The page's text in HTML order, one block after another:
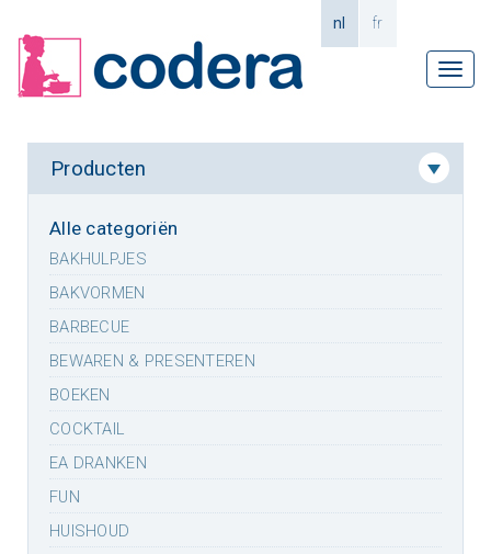
nl fr
Producten
Alle categoriën
BAKHULPJES
BAKVORMEN
BARBECUE
BEWAREN & PRESENTEREN
BOEKEN
COCKTAIL
EA DRANKEN
FUN
HUISHOUD